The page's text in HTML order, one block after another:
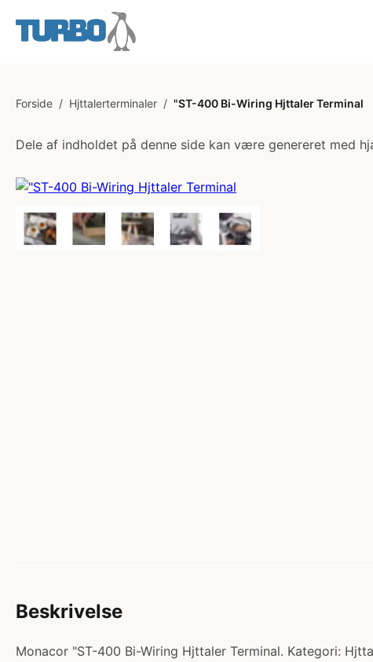
Forside / Hjttalerterminaler / "ST-400 Bi-Wiring Hjttaler Terminal
Dele af indholdet på denne side kan være genereret med
Beskrivelse
Monacor "ST-400 Bi-Wiring Hjttaler Terminal. Kategori: